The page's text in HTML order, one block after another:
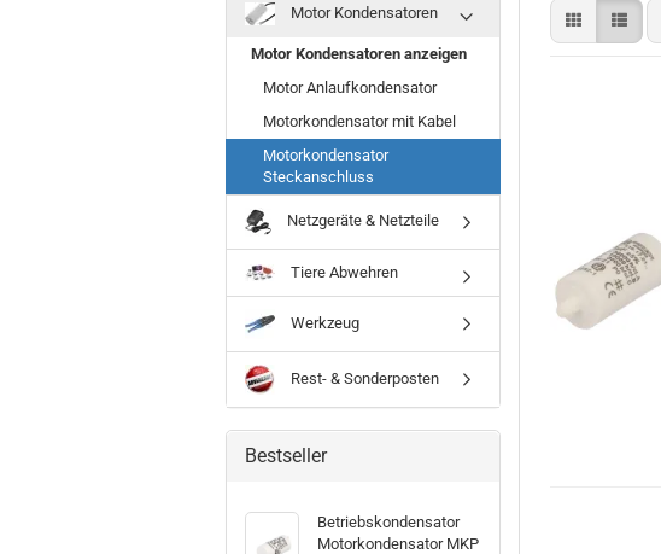
Motor Kondensatoren
Motor Kondensatoren anzeigen
Motor Anlaufkondensator
Motorkondensator mit Kabel
Motorkondensator
Steckanschluss
Netzgeräte & Netzteile
Tiere Abwehren
Werkzeug
Rest- & Sonderposten
Bestseller
Betriebskondensator
Motorkondensator MKP